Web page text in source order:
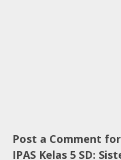
Post a Comment
IPAS Kelas 5 SD: